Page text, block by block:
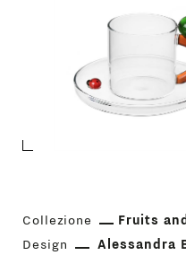
Collezione
Fruits
Design
Alessandra